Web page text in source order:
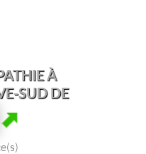
À
SUD DE